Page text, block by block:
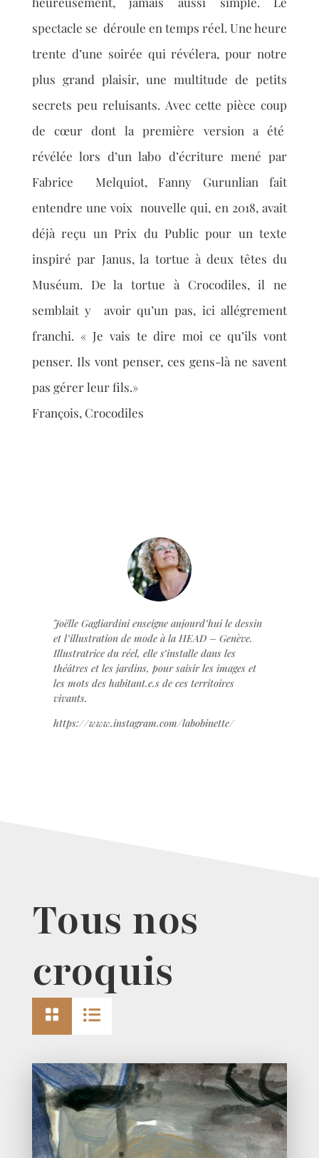
spectacle se déroule en temps réel. Une heure
trente d’une soirée qui révélera, pour notre
plus grand plaisir, une multitude de petits
secrets peu reluisants. Avec cette pièce coup
de cœur dont la première version a été
révélée lors d’un labo d’écriture mené par
Fabrice Melquiot, Fanny Gurunlian fait
entendre une voix nouvelle qui, en 2018, avait
déjà reçu un Prix du Public pour un texte
inspiré par Janus, la tortue à deux têtes du
Muséum. De la tortue à
Crocodiles, il ne
semblait y avoir qu’un pas, iciallégrement
franchi. « Je vais te dire moi ce qu’ils vont
penser. Ils vont penser, ces gens-là ne savent
pas gérerleur fils.»
François, Crocodiles
Joëlle Gagliardini enseigne aujourd’hui le dessin
et l’illustration de mode à la HEAD – Genève.
Illustratrice du réel, elle s’installe dans les
théâtres et les jardins, pour saisir les images et
les mots des habitant.e.s de ces territoires
vivants.
https://www.instagram.com/labobinette/
Tous nos
croquis
 